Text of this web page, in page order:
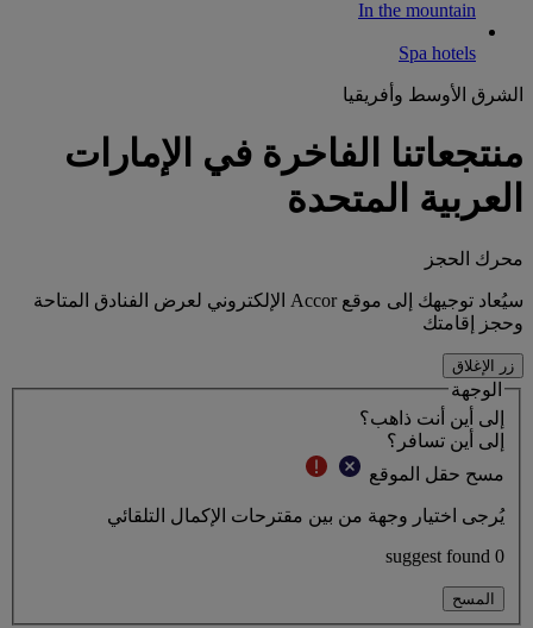
In the mountain
Spa hotels
الشرق الأوسط وأفريقيا
منتجعاتنا الفاخرة في الإمارات
العربية المتحدة
محرك الحجز
سيُعاد توجيهك إلى موقع Accor الإلكتروني لعرض الفنادق المتاحة
وحجز إقامتك
زر الإغلاق
الوجهة
إلى أين أنت ذاهب؟
إلى أين تسافر؟
مسح حقل الموقع
يُرجى اختيار وجهة من بين مقترحات الإكمال التلقائي
0 suggest found
المسح